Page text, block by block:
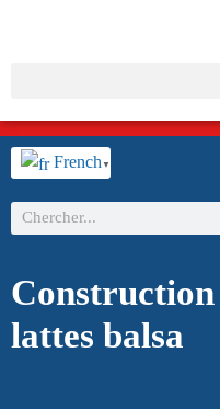
French ▼
Construction
lattes balsa